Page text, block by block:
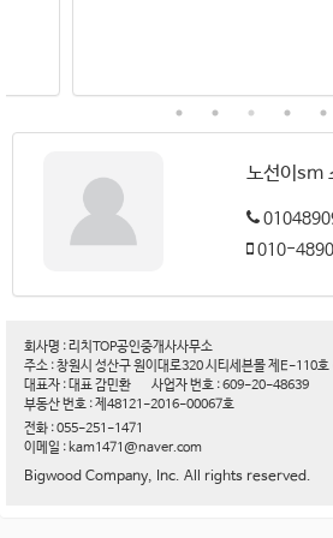
노선이sm
010-
회사명 : 리치TOP공인중개사사무소
주소 : 창원시 성산구 원이대로320 시티세븐몰 제E-110
대표자 : 대표 감민환
사업자 번호 : 609-20-48639
부동산 번호 : 제48121-2016-00067호
전화 : 055-251-1471
이메일 : kam1471@naver.com
Bigwood Company, Inc. All rights reserved.